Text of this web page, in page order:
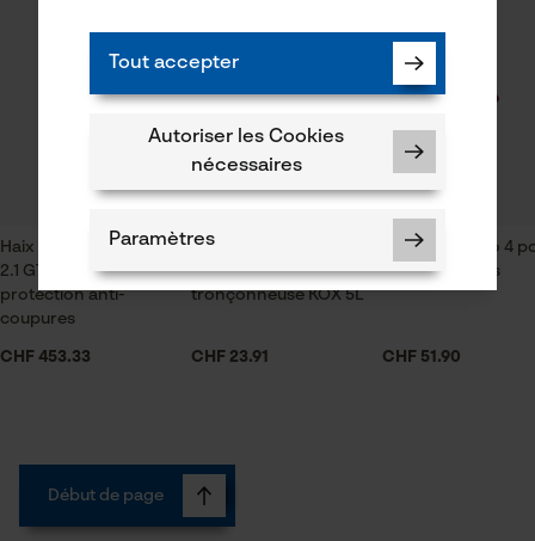
Haix Protector Forest
2.1 GTX brodequins de
protection anti-
coupures
CHF 453.33
Huile adhérente pour
chaîne de
tronçonneuse KOX 5L
CHF 23.91
Sécateur Felco 4
grandes mains
CHF 51.90
Début de page
Tout accepter
Autoriser les Cookies
nécessaires
Paramètres
Vérifier linstallation de cookies